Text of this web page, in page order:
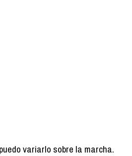
variarlo sobre la marcha.